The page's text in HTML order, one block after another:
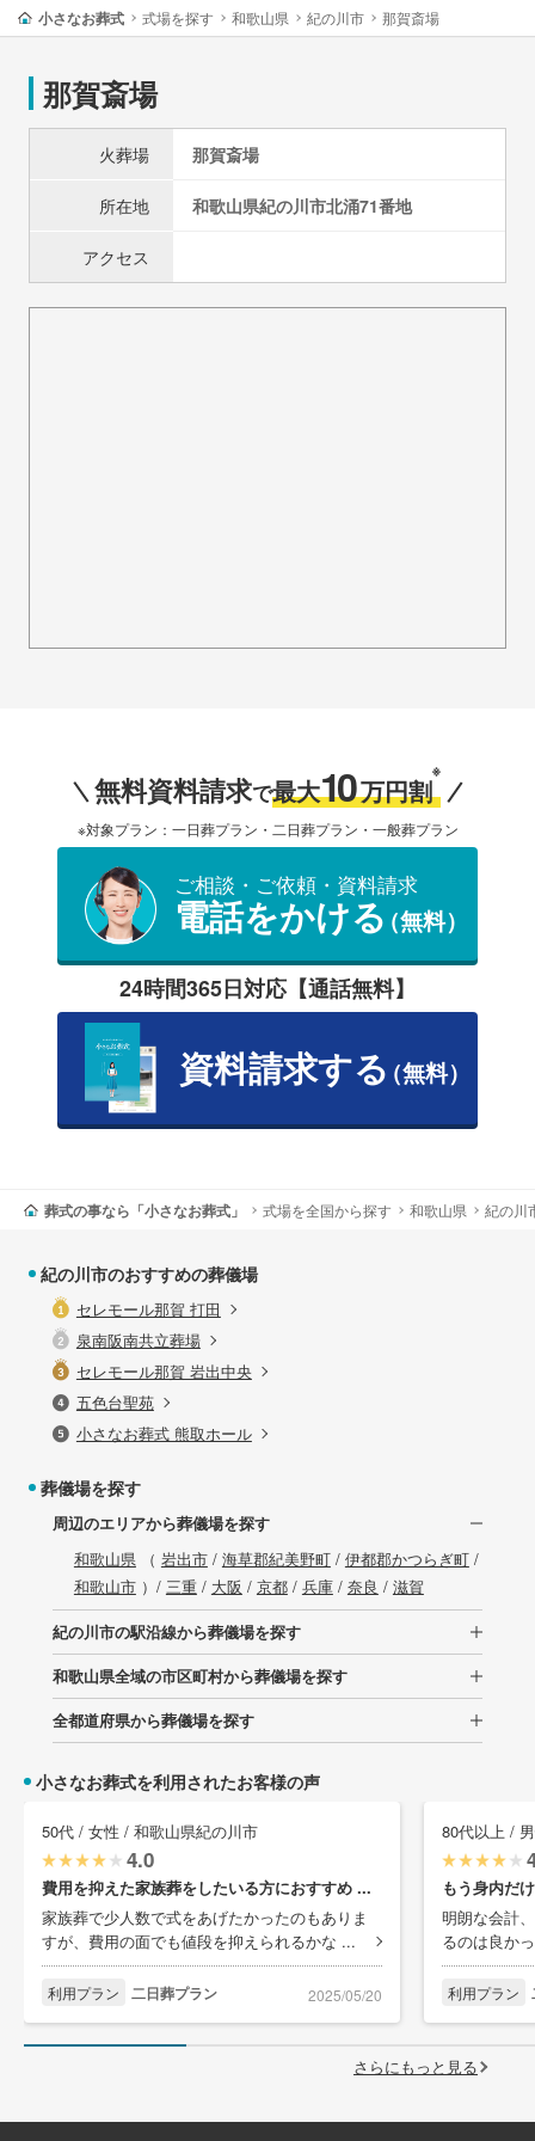
小さなお葬式 式場を探す 和歌山県 紀の川市 那賀斎場
那賀斎場
火葬場 那賀斎場
所在地 和歌山県紀の川市北涌71番地
アクセス
無料資料請求で最大10万円割
※
※対象プラン：一日葬プラン・二日葬プラン・一般葬プラン
ご相談・ご依頼・資料請求
電話をかける（無料）
24時間365日対応【通話無料】
資料請求する（無料）
葬式の事なら「小さなお葬式」 式場を全国から探す 和歌山県 紀の川
紀の川市のおすすめの葬儀場
セレモール那賀 打田
泉南阪南共立葬場
セレモール那賀 岩出中央
五色台聖苑
小さなお葬式 熊取ホール
葬儀場を探す
周辺のエリアから葬儀場を探す
和歌山県（ 岩出市/ 海草郡紀美野町/ 伊都郡かつらぎ町/
和歌山市）/ 三重/ 大阪 / 京都/ 兵庫/ 奈良 / 滋賀
紀の川市の駅沿線から葬儀場を探す
和歌山県全域の市区町村から葬儀場を探す
全都道府県から葬儀場を探す
小さなお葬式を利用されたお客様の声
50代 / 女性 / 和歌山県紀の川市
4.0
費用を抑えた家族葬をしたいる方におすすめ ...
家族葬で少人数で式をあげたかったのもありま
すが、費用の面でも値段を抑えられるかな ...
利用プラン 二日葬プラン 2025/05/20
80代以上 /
もう身内だ
明朗な会計
るのは良か
利用プラン
さらにもっと見る